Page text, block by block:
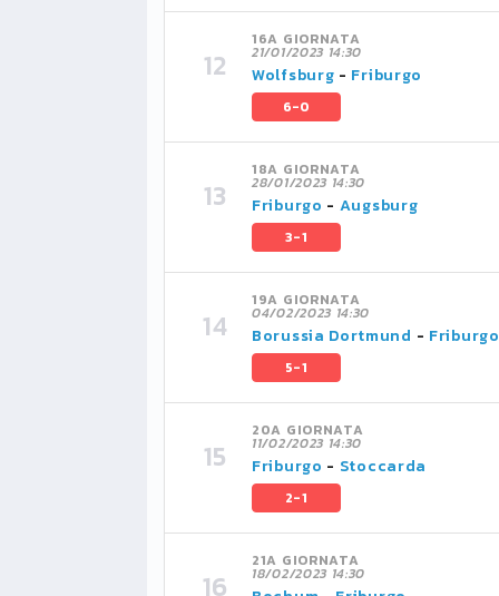
16A GIORNATA
21/01/2023 14:30
Wolfsburg - Friburgo
6-0
18A GIORNATA
28/01/2023 14:30
Friburgo - Augsburg
3-1
19A GIORNATA
04/02/2023 14:30
Borussia Dortmund - Friburgo
5-1
20A GIORNATA
11/02/2023 14:30
Friburgo - Stoccarda
2-1
21A GIORNATA
18/02/2023 14:30